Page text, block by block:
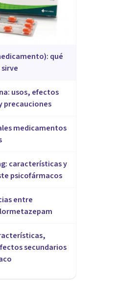
qué
usos, efectos
precauciones
medicamentos
características y
psicofármacos
entre
secundarios